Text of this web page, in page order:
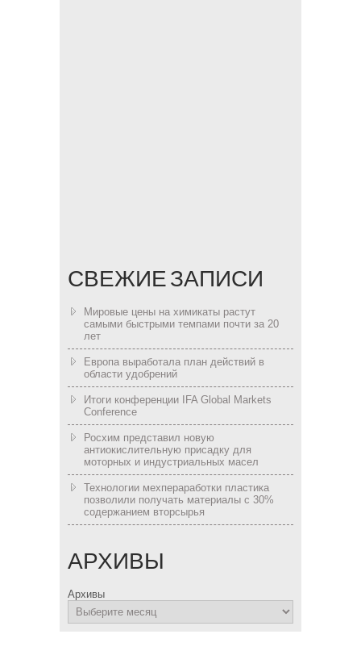
СВЕЖИЕ ЗАПИСИ
Мировые цены на химикаты растут
самыми быстрыми темпами почти за 20
лет
Европа выработала план действий в
области удобрений
Итоги конференции IFA Global Markets
Conference
Росхим представил новую
антиокислительную присадку для
моторных и индустриальных масел
Технологии мехпераработки пластика
позволили получать материалы с 30%
содержанием вторсырья
АРХИВЫ
Архивы